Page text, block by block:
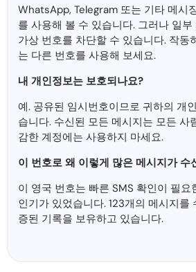
WhatsApp, Telegram 또는 기타 메시
를 사용해 볼 수 있습니다. 그러나 일
가상 번호를 차단할 수 있습니다. 작동
는 다른 번호를 사용해 보세요.
내 개인정보는 보호되나요?
예. 공유된 임시번호이므로 귀하의 개
습니다. 수신된 모든 메시지는 모든 사
감한 계정에는 사용하지 마세요.
이 번호로 왜 이렇게 많은 메시지가 수
이 영국 번호는 빠른 SMS 확인이 필요
인기가 있었습니다. 123개의 메시지를
증된 기록을 보유하고 있습니다.